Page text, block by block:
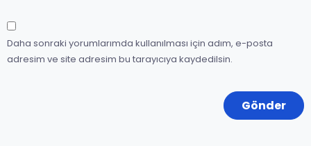
Daha sonraki yorumlarımda kullanılması için adım, e-posta
adresim ve site adresim bu tarayıcıya kaydedilsin.